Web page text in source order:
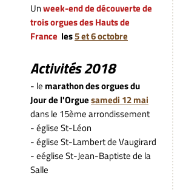
Unweek-end de découverte de
troisorgues des Hauts de
France les5 et 6 octobre
Activités 2018
- le marathon des orgues du
Jour de l'Orguesamedi 12 mai
dans le 15ème arrondissement
- église St-Léon
- église St-Lambert de Vaugirard
- eéglise St-Jean-Baptiste de la
Salle